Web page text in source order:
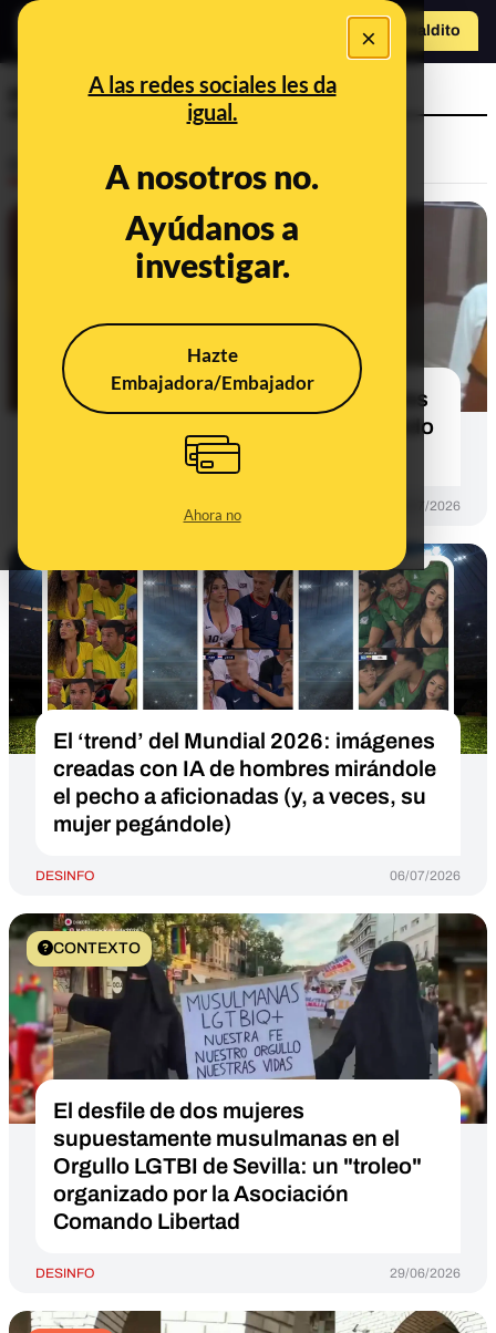
×
A las redes sociales les da
igual.
A nosotros no.
Ayúdanos a
investigar.
Hazte
Embajadora/Embajador
Ahora no
Hazte Maldito
mujeres
No, esta imagen de Ancelotti con tres
mujeres brasileñas no es real: ha sido
manipulada con IA
06/07/2026
El ‘trend’ del Mundial 2026: imágenes
creadas con IA de hombres mirándole
el pecho a aficionadas (y, a veces, su
mujer pegándole)
DESINFO 06/07/2026
CONTEXTO
El desfile de dos mujeres
supuestamente musulmanas en el
Orgullo LGTBI de Sevilla: un "troleo"
organizado por la Asociación
Comando Libertad
DESINFO 29/06/2026